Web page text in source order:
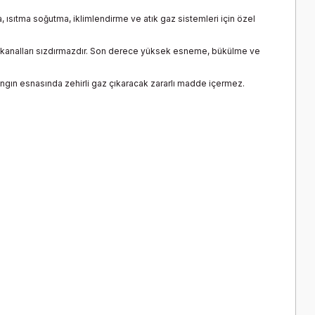
ısıtma soğutma, iklimlendirme ve atık gaz sistemleri için özel
sızdırmazdır. Son derece yüksek esneme, bükülme ve
esnasında zehirli gaz çıkaracak zararlı madde içermez.